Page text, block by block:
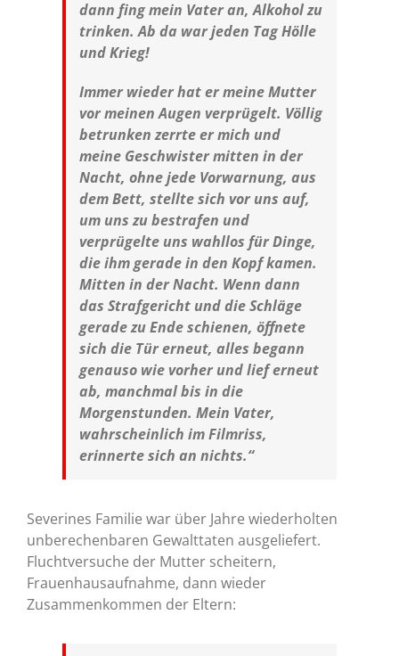
dann fing mein Vater an, Alkohol zu
trinken. Ab da war jeden Tag Hölle
und Krieg!
Immer wieder hat er meine Mutter
vor meinen Augen verprügelt. Völlig
betrunken zerrte er mich und
meine Geschwister mitten in der
Nacht, ohne jede Vorwarnung, aus
dem Bett, stellte sich vor uns auf,
um uns zu bestrafen und
verprügelte uns wahllos für Dinge,
die ihm gerade in den Kopf kamen.
Mitten in der Nacht. Wenn dann
das Strafgericht und die Schläge
gerade zu Ende schienen, öffnete
sich die Tür erneut, alles begann
genauso wie vorher und lief erneut
ab, manchmal bis in die
Morgenstunden. Mein Vater,
wahrscheinlich im Filmriss,
erinnerte sich an nichts.“
Severines Familie war über Jahre wiederholten
unberechenbaren Gewalttaten ausgeliefert.
Fluchtversuche der Mutter scheitern,
Frauenhausaufnahme, dann wieder
Zusammenkommen der Eltern: